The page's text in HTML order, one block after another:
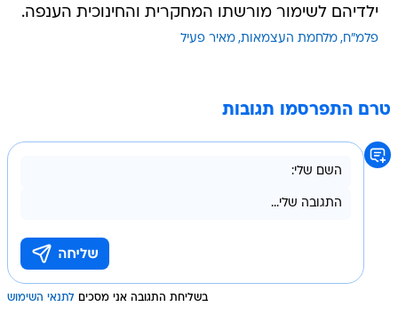
ילדיהם לשימור מורשתו המחקרית והחינוכית הענפה.
פלמ"ח מלחמת העצמאות מאיר פעיל
טרם התפרסמו תגובות
בשליחת התגובה אני מסכים לתנאי השימוש